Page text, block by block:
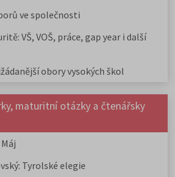
ve společnosti
VŠ, VOŠ, práce, gap year i další
obory vysokých škol
maturitní otázky a čtenářsky
Tyrolské elegie